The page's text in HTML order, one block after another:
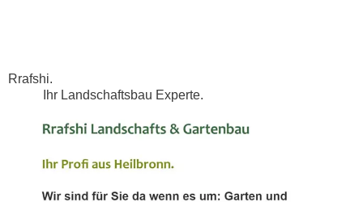
Rrafshi.
Ihr Landschaftsbau Experte.